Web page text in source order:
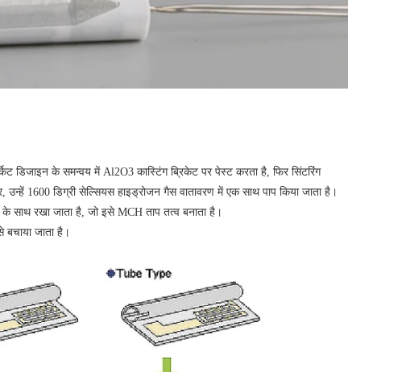
डिजाइन के समन्वय में Al2O3 कास्टिंग ब्रिकेट पर पेस्ट करता है, फिर सिंटरिंग
1600 डिग्री सेल्सियस हाइड्रोजन गैस वातावरण में एक साथ पाप किया जाता है।
साथ रखा जाता है, जो इसे MCH ताप तत्व बनाता है।
जाता है।